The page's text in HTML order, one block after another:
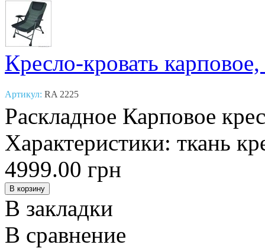
Кресло-кровать
Артикул: RA 2225
Раскладное Карповое
Характеристики: ткань
4999.00 грн
В закладки
В сравнение